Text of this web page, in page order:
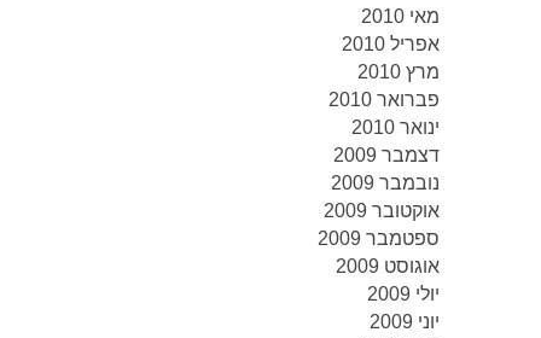
מאי 2010
אפריל 2010
מרץ 2010
פברואר 2010
ינואר 2010
דצמבר 2009
נובמבר 2009
אוקטובר 2009
ספטמבר 2009
אוגוסט 2009
יולי 2009
יוני 2009